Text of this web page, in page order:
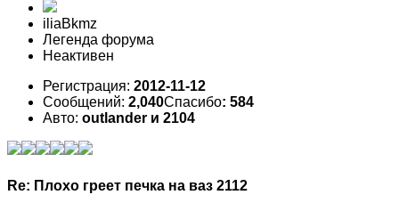
iliaBkmz
Легенда форума
Неактивен
Регистрация: 2012-11-12
Сообщений: 2,040Спасибо: 584
Авто: outlander и 2104
Re: Плохо греет печка на ваз 2112